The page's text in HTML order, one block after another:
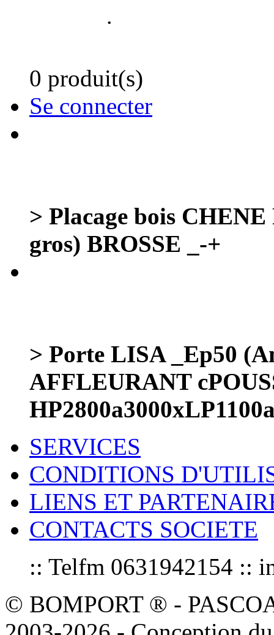
.
0 produit(s)
Se connecter
> Placage bois
gros) BROSSE _-+
> Porte LISA _Ep50
AFFLEURANT
SERVICES
CONDITIONS
LIENS ET
CONTACTS SOCIETE
:: Telfm 0631942154 ::
© BOMPORT ® -